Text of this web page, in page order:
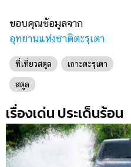
ขอบคุณข้อมูลจาก
อุทยานแห่งชาติตะรุเตา
ที่เที่ยวสตูล เกาะตะรุเตา
สตูล
เรื่องเด่น ประเด็นร้อน